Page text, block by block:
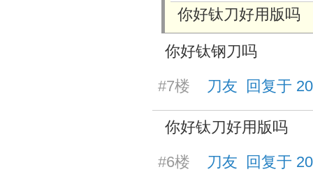
你好钛刀好用版吗
你好钛钢刀吗
#7楼 刀友 回复于
你好钛刀好用版吗
#6楼 刀友 回复于